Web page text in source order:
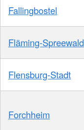
Fallingbostel
Fläming-Spreewald
Flensburg-Stadt
Forchheim